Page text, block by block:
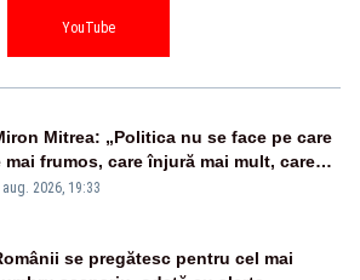
YouTube
Mitrea: „Politica nu se face pe care
mai frumos, care înjură mai mult, care
mai tare, ci pe proiecte”
aug. 2026, 19:33
se pregătesc pentru cel mai